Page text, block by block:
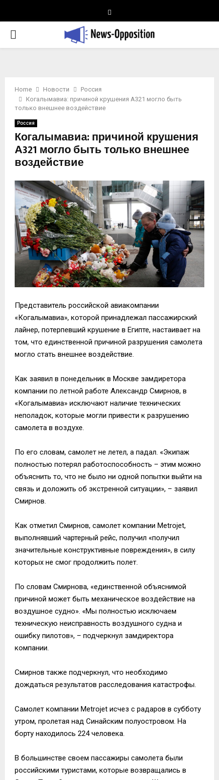
PRIMARY
Home Новости
Россия
Когалымавиа: причиной крушения А321 могло быть
только внешнее воздействие
Россия
Когалымавиа: причиной крушения
А321 могло быть только внешнее
воздействие
Представитель российской авиакомпании
«Когалымавиа», которой принадлежал пассажирский
лайнер, потерпевший крушение в Египте, настаивает на
том, что единственной причиной разрушения самолета
могло стать внешнее воздействие.
Как заявил в понедельник в Москве замдиретора
компании по летной работе Александр Смирнов, в
«Когалымавиа» исключают наличие технических
неполадок, которые могли привести к разрушению
самолета в воздухе.
По его словам, самолет не летел, а падал. «Экипаж
полностью потерял работоспособность – этим можно
объяснить то, что не было ни одной попытки выйти на
связь и доложить об экстренной ситуации», – заявил
Смирнов.
Как отметил Смирнов, самолет компании Metrojet,
выполнявший чартерный рейс, получил «получил
значительные конструктивные повреждения», в силу
которых не смог продолжить полет.
По словам Смирнова, «единственной объяснимой
причиной может быть механическое воздействие на
воздушное судно». «Мы полностью исключаем
техническую неисправность воздушного судна и
ошибку пилотов», – подчеркнул замдиректора
компании.
Смирнов также подчеркнул, что необходимо
дождаться результатов расследования катастрофы.
Самолет компании Metrojet исчез с радаров в субботу
утром, пролетая над Синайским полуостровом. На
борту находилось 224 человека.
В большинстве своем пассажиры самолета были
российскими туристами, которые возвращались в